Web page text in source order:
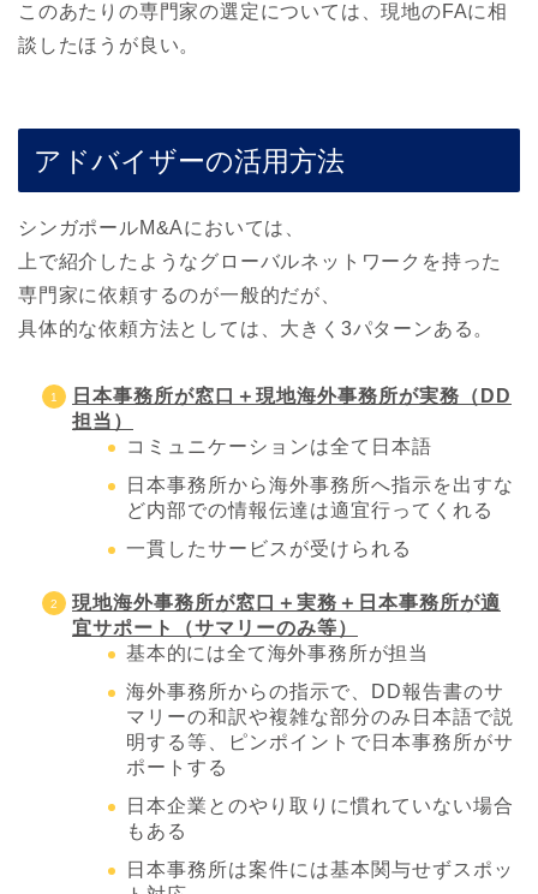
このあたりの専門家の選定については、現地のFAに相
談したほうが良い。
アドバイザーの活用方法
シンガポールM&Aにおいては、
上で紹介したようなグローバルネットワークを持った
専門家に依頼するのが一般的だが、
具体的な依頼方法としては、大きく3パターンある。
日本事務所が窓口＋現地海外事務所が実務（DD
担当）
コミュニケーションは全て日本語
日本事務所から海外事務所へ指示を出すな
ど内部での情報伝達は適宜行ってくれる
一貫したサービスが受けられる
現地海外事務所が窓口＋実務＋日本事務所が適
宜サポート（サマリーのみ等）
基本的には全て海外事務所が担当
海外事務所からの指示で、DD報告書のサ
マリーの和訳や複雑な部分のみ日本語で説
明する等、ピンポイントで日本事務所がサ
ポートする
日本企業とのやり取りに慣れていない場合
もある
日本事務所は案件には基本関与せずスポッ